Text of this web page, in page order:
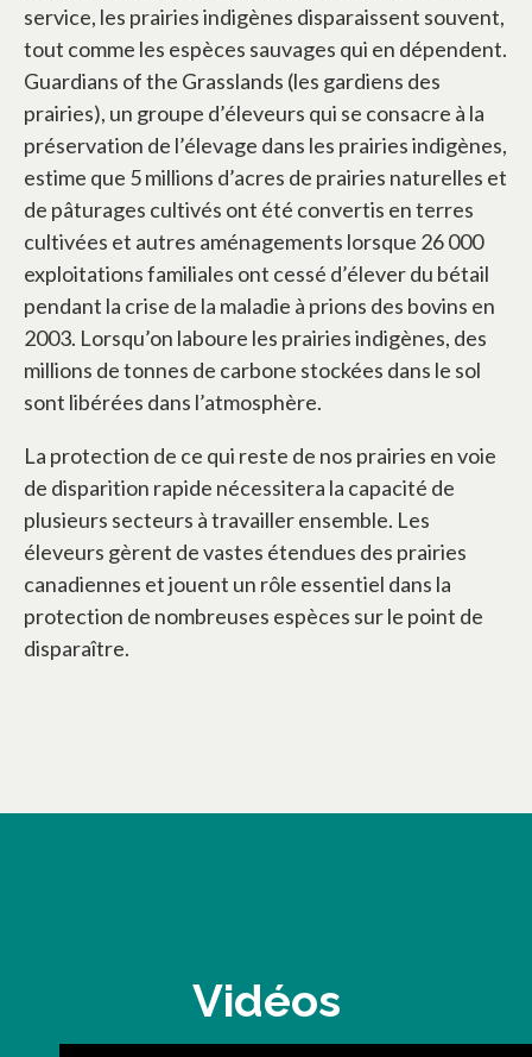
service, les prairies indigènes disparaissent souvent,
tout comme les espèces sauvages qui en dépendent.
Guardians of the Grasslands (les gardiens des
prairies), un groupe d’éleveurs qui se consacre à la
préservation de l’élevage dans les prairies indigènes,
estime que 5 millions d’acres de prairies naturelles et
de pâturages cultivés ont été convertis en terres
cultivées et autres aménagements lorsque 26 000
exploitations familiales ont cessé d’élever du bétail
pendant la crise de la maladie à prions des bovins en
2003. Lorsqu’on laboure les prairies indigènes, des
millions de tonnes de carbone stockées dans le sol
sont libérées dans l’atmosphère.
La protection de ce qui reste de nos prairies en voie
de disparition rapide nécessitera la capacité de
plusieurs secteurs à travailler ensemble. Les
éleveurs gèrent de vastes étendues des prairies
canadiennes et jouent un rôle essentiel dans la
protection de nombreuses espèces sur le point de
disparaître.
Vidéos